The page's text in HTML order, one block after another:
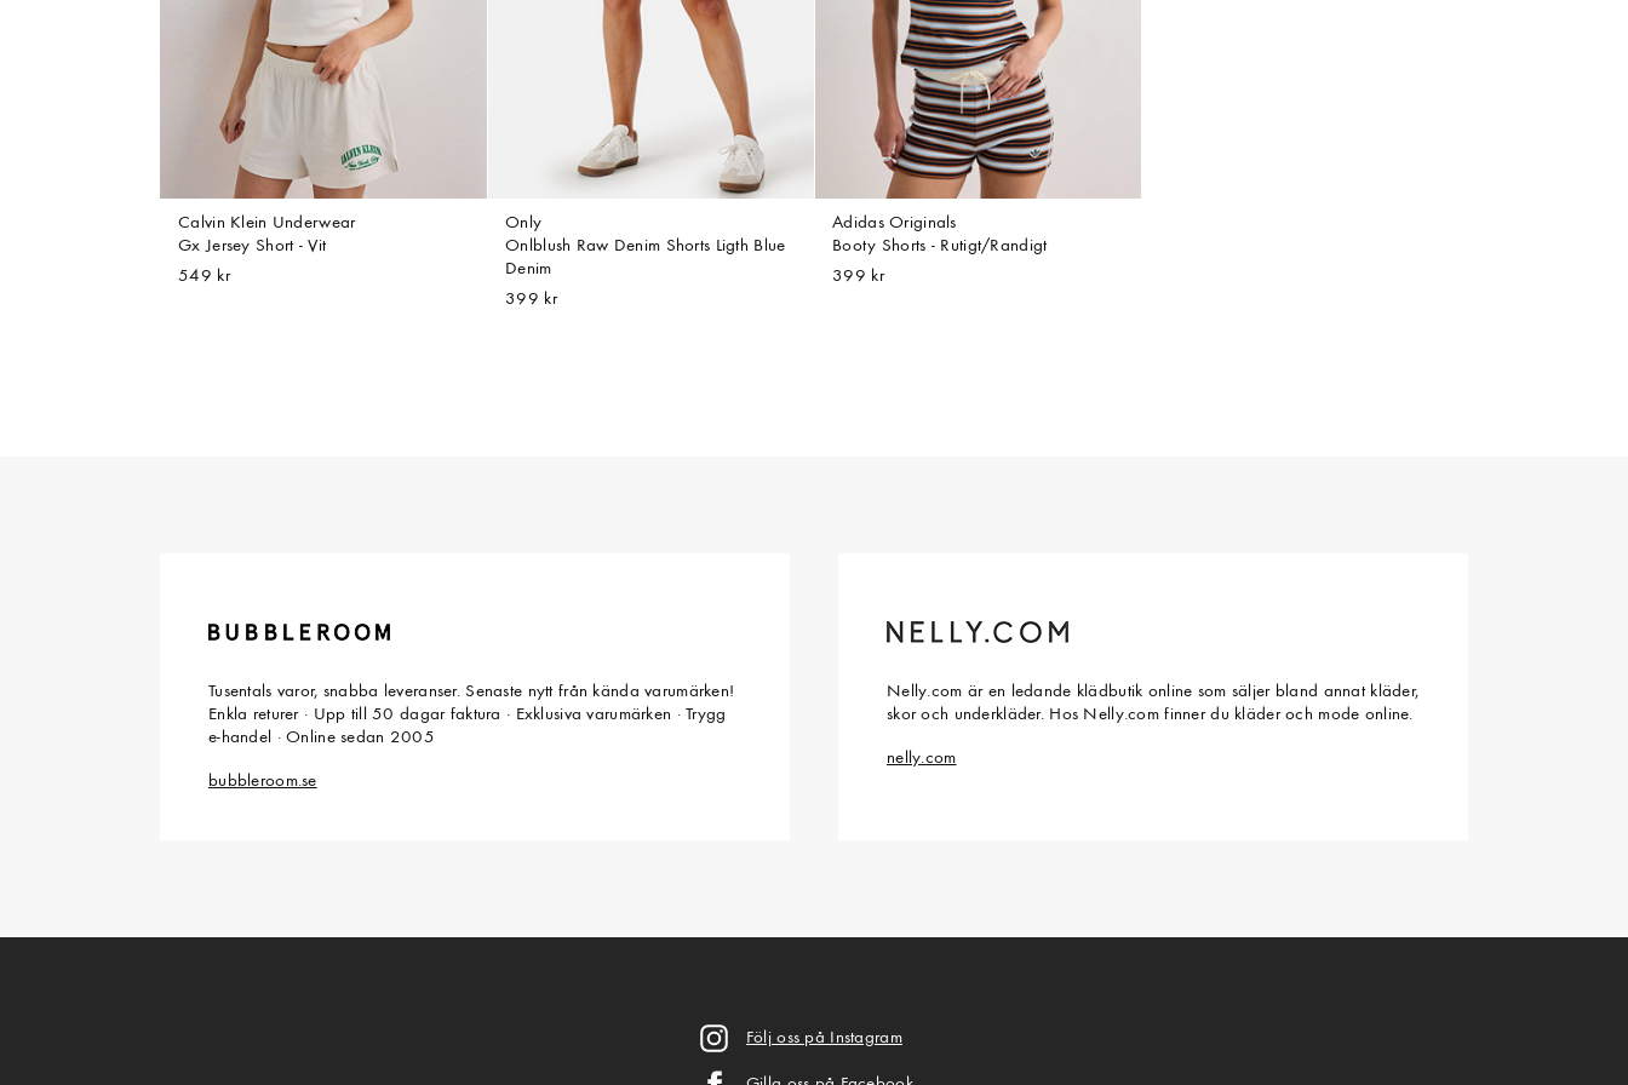
Calvin Klein Underwear
Gx Jersey Short - Vit
549 kr
Only
Onlblush Raw Denim Shorts Ligth Blue
Denim
399 kr
Adidas Originals
Booty Shorts - Rutigt/Randigt
399 kr
Tusentals varor, snabba leveranser. Senaste nytt från kända varumärken!
Enkla returer · Upp till 50 dagar faktura · Exklusiva varumärken · Trygg
e-handel · Online sedan 2005
bubbleroom.se
Nelly.com är en ledande klädbutik online som säljer bland annat kläder,
skor och underkläder. Hos Nelly.com finner du kläder och mode online.
nelly.com
Följ oss på Instagram